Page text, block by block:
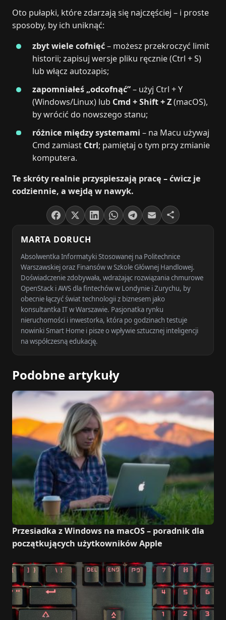
Oto pułapki, które zdarzają się najczęściej – i proste
sposoby, by ich uniknąć:
zbyt wiele cofnięć– możesz przekroczyć limit
historii; zapisuj wersje pliku ręcznie (Ctrl + S)
lub włącz autozapis;
zapomniałeś „odcofnąć”– użyj Ctrl + Y
(Windows/Linux) lub Cmd + Shift + Z(macOS),
by wrócić do nowszego stanu;
różnice między systemami – na Macu używaj
Cmd zamiast Ctrl; pamiętaj o tym przy zmianie
komputera.
Te skróty realnie przyspieszają pracę – ćwicz je
codziennie, a wejdą w nawyk.
MARTA DORUCH
Absolwentka Informatyki Stosowanej na Politechnice
Warszawskiej oraz Finansów w Szkole Głównej Handlowej.
Doświadczenie zdobywała, wdrażając rozwiązania chmurowe
OpenStack i AWS dla fintechów w Londynie i Zurychu, by
obecnie łączyć świat technologii z biznesem jako
konsultantka IT w Warszawie. Pasjonatka rynku
nieruchomości i inwestorka, która po godzinach testuje
nowinki Smart Home i pisze o wpływie sztucznej inteligencji
na współczesną edukację.
Podobne artykuły
Przesiadka z Windows na macOS – poradnik dla
początkujących użytkowników Apple